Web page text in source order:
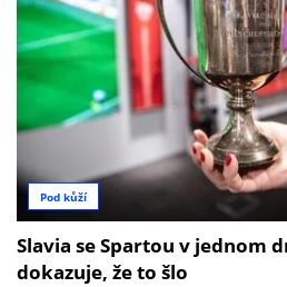
Pod kůží
Slavia se Spartou v jednom
dokazuje, že to šlo